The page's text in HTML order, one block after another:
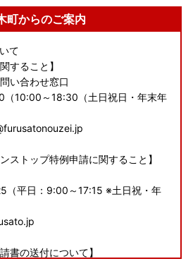
町からのご案内
て
すること】
い合わせ窓口
10:00～18:30（土日祝日・年末年
ストップ特例申請に関すること】
平日：9:00～17:15 ※土日祝・年
書の送付について】